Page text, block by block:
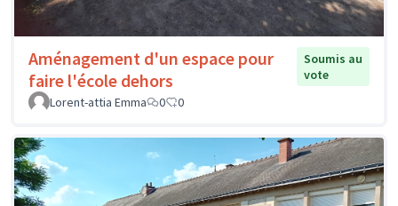
Aménagement d'un espace pour
faire l'école dehors
Soumis au
vote
Lorent-attia Emma
0 0